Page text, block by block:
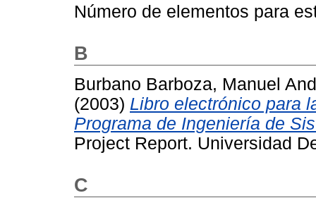
Número de elementos para
B
Burbano Barboza, Manuel
(2003) Libro electrónico para
Programa de Ingeniería de
Project Report. Universidad
C